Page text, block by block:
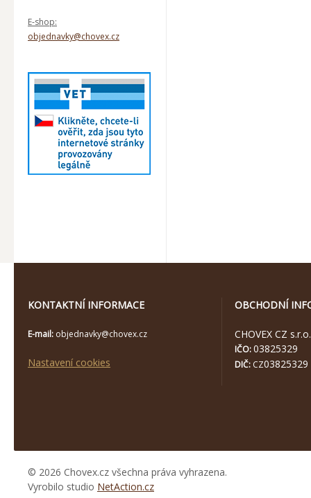
E-shop:
objednavky@chovex.cz
KONTAKTNÍ INFORMACE
E-mail: objednavky@chovex.cz
Nastavení cookies
OBCHODNÍ
CHOVEX CZ s.r.o.
IČO:03825329
DIČ: CZ03825329
© 2026 Chovex.cz všechna práva vyhrazena.
Vyrobilo studio NetAction.cz